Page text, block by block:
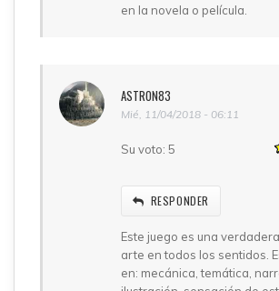
en la novela o película.
ASTRON83
Mié, 11/04/2018 - 06:11
Su voto: 5
RESPONDER
Este juego es una
arte en todos los sentidos.
en: mecánica, temática,